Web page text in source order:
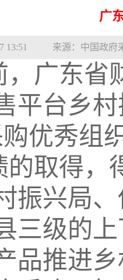
广
13:51 来源：中国政府
东省财
平台乡
优秀组
得，得
振兴局
三级的
品推进